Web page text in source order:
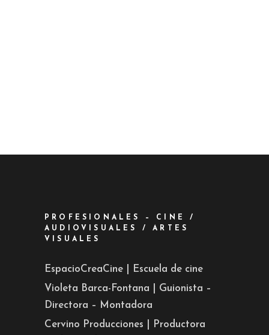
PROFESIONALES – CINE /
AUDIOVISUALES / ARTES
VISUALES
EspacioCreaCine | Escuela de cine
Violeta Barca-Fontana | Guionista –
Directora – Montadora
Cervino Producciones | Productora